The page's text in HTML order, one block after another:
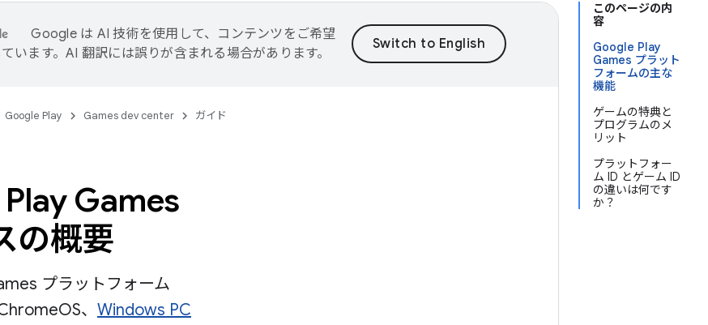
このページの内
容
Google Play
Games プラット
フォームの主な
機能
ゲームの特典と
プログラムのメ
リット
プラットフォー
ム ID とゲーム ID
の違いは何です
か？
Google は AI 技術を使用して、コンテンツをご希望
います。AI 翻訳には誤りが含まれる場合があります。
Google Play Games dev center ガイド
Games
の概要
プラットフォーム
、 Windows PC